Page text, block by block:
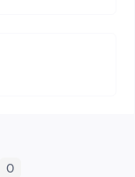
0